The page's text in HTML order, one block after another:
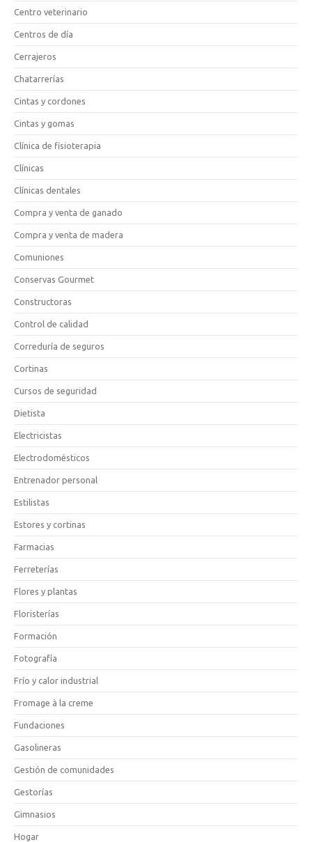
Centro veterinario
Centros de día
Cerrajeros
Chatarrerías
Cintas y cordones
Cintas y gomas
Clínica de fisioterapia
Clínicas
Clínicas dentales
Compra y venta de ganado
Compra y venta de madera
Comuniones
Conservas Gourmet
Constructoras
Control de calidad
Correduría de seguros
Cortinas
Cursos de seguridad
Dietista
Electricistas
Electrodomésticos
Entrenador personal
Estilistas
Estores y cortinas
Farmacias
Ferreterías
Flores y plantas
Floristerías
Formación
Fotografía
Frío y calor industrial
Fromage à la creme
Fundaciones
Gasolineras
Gestión de comunidades
Gestorías
Gimnasios
Hogar